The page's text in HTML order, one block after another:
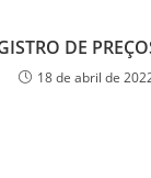
DE
18 de abril de